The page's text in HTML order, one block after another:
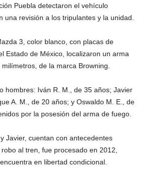
Puebla detectaron el vehículo
una revisión a los tripulantes y la unidad.
3, color blanco, con placas de
Estado de México, localizaron un arma
de la marca Browning.
hombres: Iván R. M., de 35 años; Javier
A. M., de 20 años; y Oswaldo M. E., de
por la posesión del arma de fuego.
Javier, cuentan con antecedentes
al tren, fue procesado en 2012,
en libertad condicional.